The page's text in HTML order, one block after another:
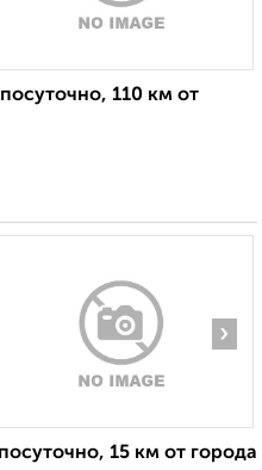
110 км от
›
15 км от города